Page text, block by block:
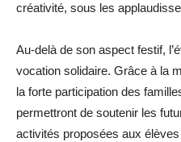
créativité, sous les
Au-delà de son aspect festif,
vocation solidaire. Grâce à la
la forte participation des
permettront de soutenir les
activités proposées aux élèves